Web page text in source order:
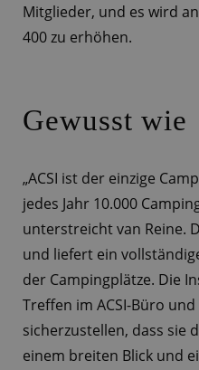
Mitglieder, und es wird
400 zu erhöhen.
Gewusst wie
„ACSI ist der einzige
jedes Jahr 10.000
unterstreicht van Reine.
und liefert ein
der Campingplätze. Die
Treffen im ACSI-Büro
sicherzustellen, dass sie
einem breiten Blick und